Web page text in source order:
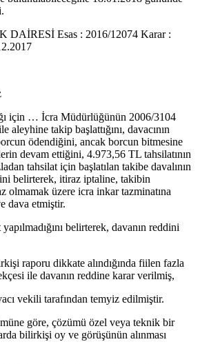
Esas : 2016/12074 Karar :
için … İcra Müdürlüğünün 2006/3104
aleyhine takip başlattığını, davacının
ödendiğini, ancak borcun bitmesine
devam ettiğini, 4.973,56 TL tahsilatının
tahsilat için başlatılan takibe davalının
belirterek, itiraz iptaline, takibin
olmamak üzere icra inkar tazminatına
dava etmiştir.
belirterek, davanın reddini
raporu dikkate alındığında fiilen fazla
ile davanın reddine karar verilmiş,
vekili tarafından temyiz edilmiştir.
göre, çözümü özel veya teknik bir
bilirkişi oy ve görüşünün alınması